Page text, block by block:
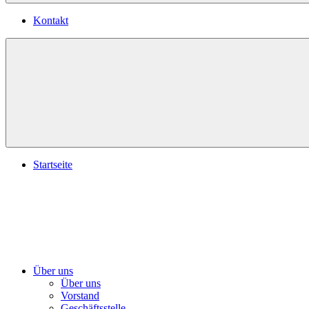
Kontakt
Startseite
Über uns
Über uns
Vorstand